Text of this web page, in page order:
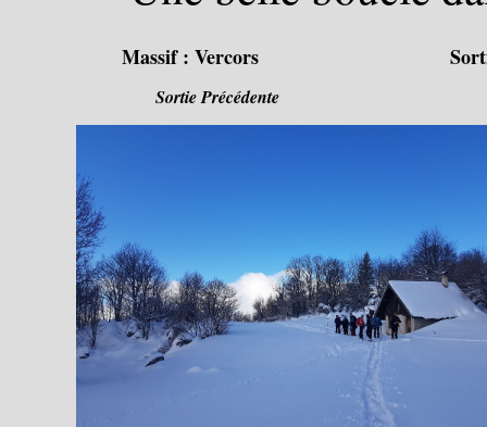
Massif : Vercors
Sortie Précédente